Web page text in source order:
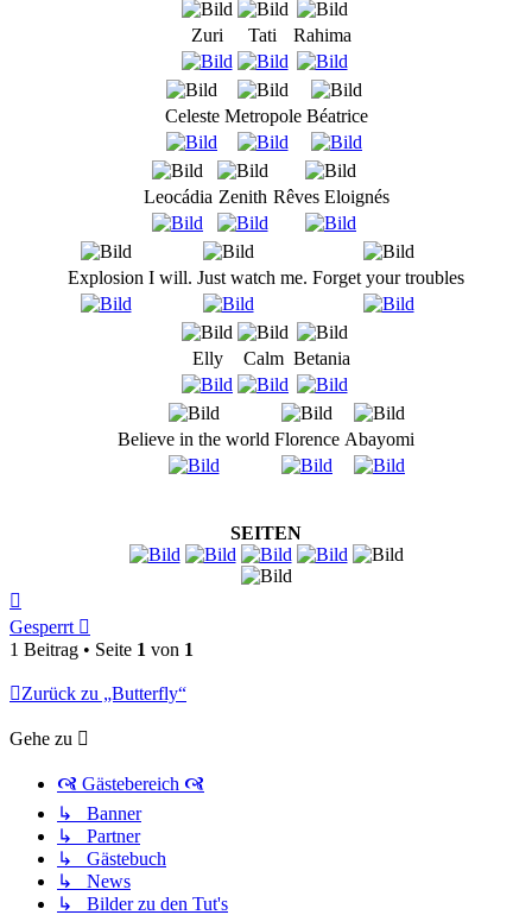
Zuri Tati Rahima
Celeste Metropole Béatrice
Leocádia Zenith Rêves Eloignés
Explosion I will. Just watch me. Forget your troubles
Elly Calm Betania
Believe in the world Florence Abayomi
SEITEN
oben
Gesperrt
1 Beitrag • Seite 1 von 1
Zurück zu „Butterfly“
Gehe zu
🙧 Gästebereich 🙧
↳ Banner
↳ Partner
↳ Gästebuch
↳ News
↳ Bilder zu den Tut's